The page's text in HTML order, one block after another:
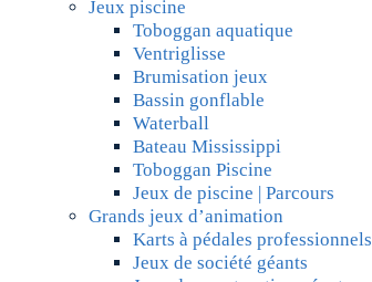
Jeux piscine
Toboggan aquatique
Ventriglisse
Brumisation jeux
Bassin gonflable
Waterball
Bateau Mississippi
Toboggan Piscine
Jeux de piscine | Parcours
Grands jeux d’animation
Karts à pédales professionnels
Jeux de société géants